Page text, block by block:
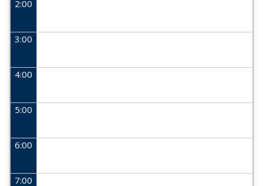
2:00
3:00
4:00
5:00
6:00
7:00